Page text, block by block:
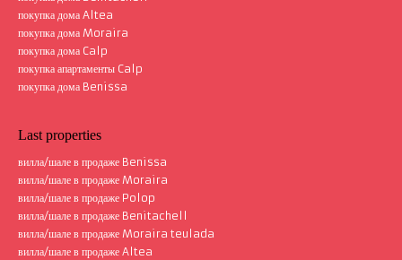
покупка дома Altea
покупка дома Moraira
покупка дома Calp
покупка апартаменты Calp
покупка дома Benissa
Last properties
вилла/шале в продаже Benissa
вилла/шале в продаже Moraira
вилла/шале в продаже Polop
вилла/шале в продаже Benitachell
вилла/шале в продаже Moraira teulada
вилла/шале в продаже Altea